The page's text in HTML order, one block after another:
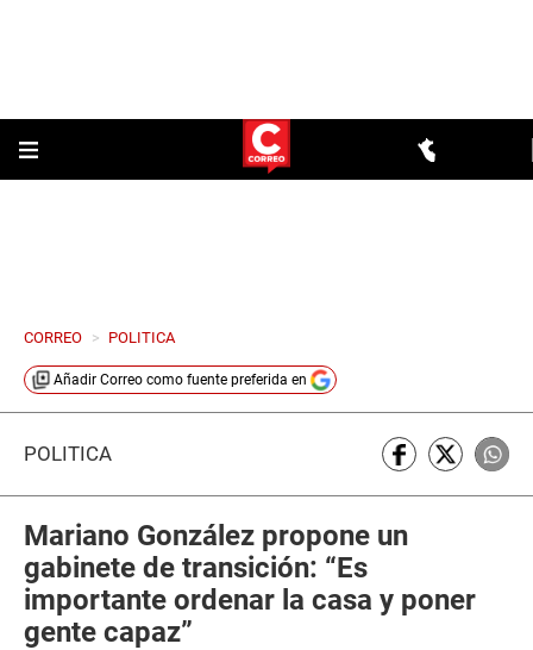
CORREO > POLITICA
Añadir Correo como fuente preferida en
POLÍTICA
Mariano González propone un
gabinete de transición: “Es
importante ordenar la casa y poner
gente capaz”